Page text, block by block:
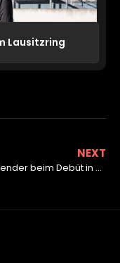
Lausitzring
NEXT
Tom Kalender beim Debüt in Schlagdistanz zur Top-Ten